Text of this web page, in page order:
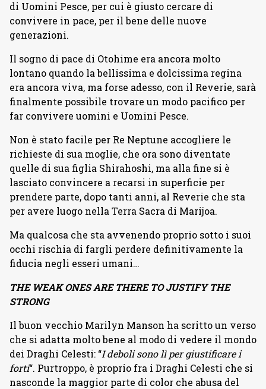
di Uomini Pesce, per cui è giusto cercare di
convivere in pace, per il bene delle nuove
generazioni.
Il sogno di pace di Otohime era ancora molto
lontano quando la bellissima e dolcissima regina
era ancora viva, ma forse adesso, con il Reverie, sarà
finalmente possibile trovare un modo pacifico per
far convivere uomini e Uomini Pesce.
Non è stato facile per Re Neptune accogliere le
richieste di sua moglie, che ora sono diventate
quelle di sua figlia Shirahoshi, ma alla fine si è
lasciato convincere a recarsi in superficie per
prendere parte, dopo tanti anni, al Reverie che sta
per avere luogo nella Terra Sacra di Marijoa.
Ma qualcosa che sta avvenendo proprio sotto i suoi
occhi rischia di fargli perdere definitivamente la
fiducia negli esseri umani…
THE WEAK ONES ARE THERE TO JUSTIFY THE
STRONG
Il buon vecchio Marilyn Manson ha scritto un verso
che si adatta molto bene al modo di vedere il mondo
dei Draghi Celesti: “I deboli sono lì per giustificare i
forti“. Purtroppo, è proprio fra i Draghi Celesti che si
nasconde la maggior parte di color che abusa del